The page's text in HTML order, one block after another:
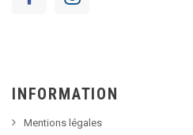
INFORMATION
Mentions légales